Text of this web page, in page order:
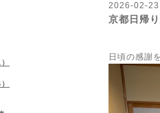
2026-02-
京都日帰
日頃の感謝